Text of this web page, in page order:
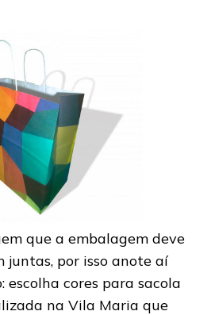
que a embalagem deve
por isso anote aí
escolha cores para sacola
na Vila Maria que